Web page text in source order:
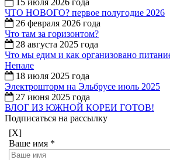
ЧТО НОВОГО? первое полугодие 2026
26 февраля 2026 года
Что там за горизонтом?
28 августа 2025 года
Что мы едим и как организовано
Непале
18 июля 2025 года
Электрошторм на Эльбрусе июль 2025
27 июня 2025 года
ВЛОГ ИЗ ЮЖНОЙ КОРЕИ ГОТОВ!
Подписаться на рассылку
[X]
Ваше имя *